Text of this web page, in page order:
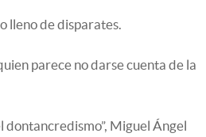
lleno de disparates.
parece no darse cuenta de la
dontancredismo”, Miguel Ángel